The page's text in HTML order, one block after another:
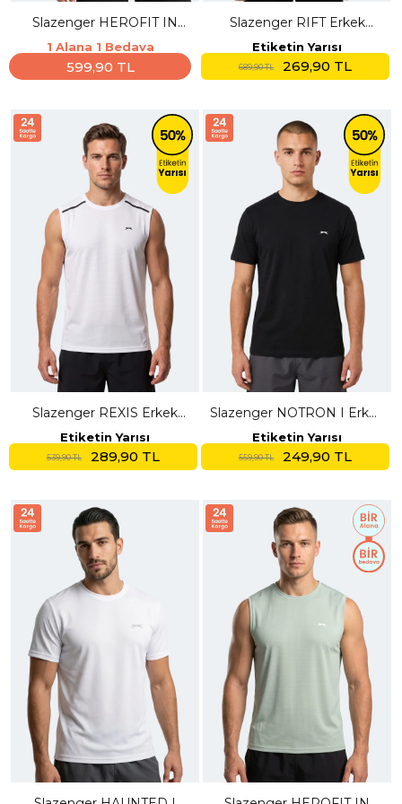
Slazenger HEROFIT IN
Erkek Kolsuz Beyaz Atlet
1 Alana 1 Bedava
599,90 TL
Slazenger RIFT Erkek
Beyaz Tişört
Etiketin Yarısı
689,90 TL 269,90 TL
Slazenger REXIS Erkek
Kolsuz Beyaz Tişört
Etiketin Yarısı
539,90 TL 289,90 TL
Slazenger NOTRON I Erkek
Siyah Tişört
Etiketin Yarısı
559,90 TL 249,90 TL